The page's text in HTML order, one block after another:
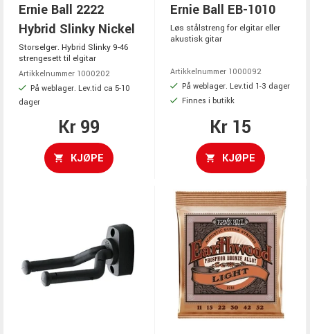
Ernie Ball 2222
Hybrid Slinky Nickel
Storselger. Hybrid Slinky 9-46
strengesett til elgitar
Artikkelnummer 1000202
På weblager. Lev.tid ca 5-10
dager
Kr 99
KJØPE
Ernie Ball EB-1010
Løs stålstreng for elgitar eller
akustisk gitar
Artikkelnummer 1000092
På weblager. Lev.tid 1-3 dager
Finnes i butikk
Kr 15
KJØPE